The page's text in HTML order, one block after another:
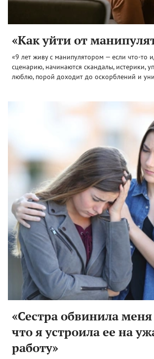
«Как уйти от
«9 лет живу с манипулятором — если что-то
сценарию, начинаются скандалы, истерики,
люблю, порой доходит до оскорблений и
«Сестра обвинила
что я устроила ее на
работу»